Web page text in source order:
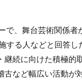
、舞台芸術関係者
する人などと回答
続に向けた積極的
など幅広い活動が